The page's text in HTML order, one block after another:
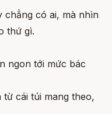
chẳng có ai, mà nhìn
thứ gì.
ngon tới mức bác
cái túi mang theo,